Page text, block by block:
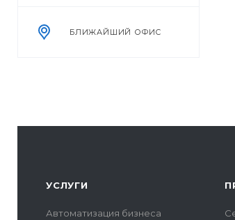
БЛИЖАЙШИЙ ОФИС
УСЛУГИ
Автоматизация бизнеса